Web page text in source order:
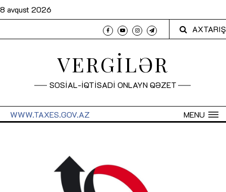
8 avqust 2026
AXTARIŞ
VERGİLƏR
SOSİAL-İQTİSADİ ONLAYN QƏZET
MENU
WWW.TAXES.GOV.AZ